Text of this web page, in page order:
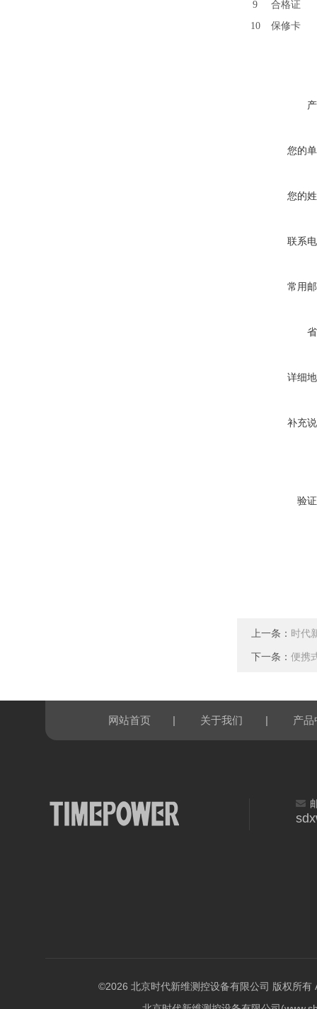
9
合格证
10
保修卡
您的
您的
联系
常用
详细
补充
验
上一条： 时代
下一条： 便携
网站首页 | 关于我们 | 产品
©2026 北京时代新维测控设备有限公司 版权所有